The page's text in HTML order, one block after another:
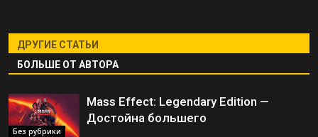
ДРУГИЕ СТАТЬИ
БОЛЬШЕ ОТ АВТОРА
Без рубрики
Mass Effect: Legendary Edition —
Достойна большего